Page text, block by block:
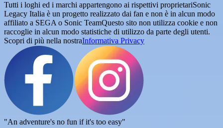
Tutti i loghi ed i marchi appartengono ai rispettivi proprietariSonic
Legacy Italia è un progetto realizzato dai fan e non è in alcun modo
affiliato a SEGA o Sonic TeamQuesto sito non utilizza cookie e non
raccoglie in alcun modo statistiche di utilizzo da parte degli utenti.
Scopri di più nella nostraInformativa Privacy
"An adventure's no fun if it's too easy"